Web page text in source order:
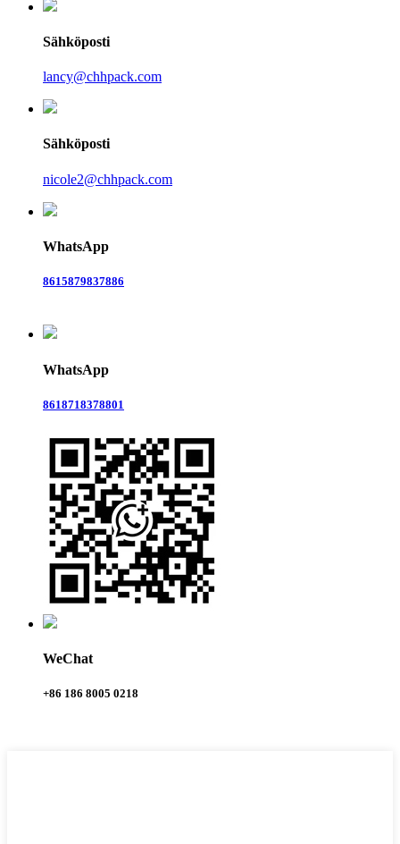
Sähköposti
lancy@chhpack.com
Sähköposti
nicole2@chhpack.com
WhatsApp
8615879837886
WhatsApp
8618718378801
WeChat
+86 186 8005 0218